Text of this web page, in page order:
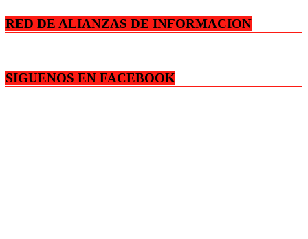
RED DE ALIANZAS DE INFORMACION
SIGUENOS EN FACEBOOK